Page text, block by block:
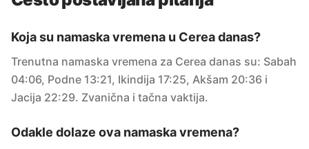
Koja su namaska vremena u Cerea danas?
Trenutna namaska vremena za Cerea danas su: Sabah
04:06, Podne 13:21, Ikindija 17:25, Akšam 20:36 i
Jacija 22:29. Zvanična i tačna vaktija.
Odakle dolaze ova namaska vremena?